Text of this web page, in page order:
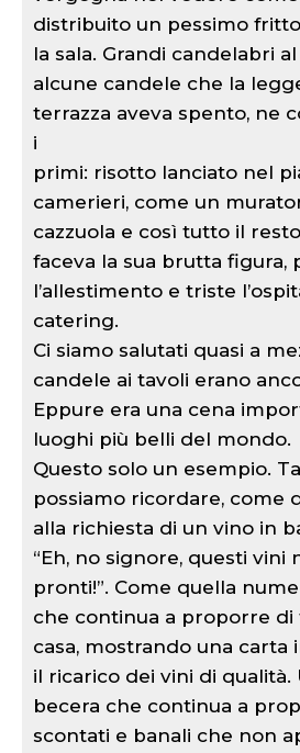
distribuito un pessimo
la sala. Grandi candelabri
alcune candele che la
terrazza aveva spento, ne
i
primi: risotto lanciato nel
camerieri, come un
cazzuola e così tutto il
faceva la sua brutta figura,
l’allestimento e triste
catering.
Ci siamo salutati quasi a
candele ai tavoli erano
Eppure era una cena
luoghi più belli del mondo.
Questo solo un esempio.
possiamo ricordare, come
alla richiesta di un vino in
“Eh, no signore, questi vini
pronti!”. Come quella
che continua a proporre di
casa, mostrando una carta
il ricarico dei vini di qualità.
becera che continua a
scontati e banali che non